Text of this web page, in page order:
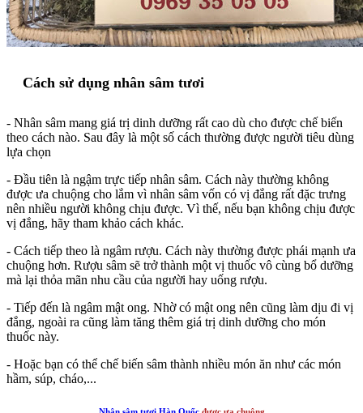
Cách sử dụng nhân sâm tươi
- Nhân sâm mang giá trị dinh dưỡng rất cao dù cho được chế biến
theo cách nào. Sau đây là một số cách thường được người tiêu dùng
lựa chọn
- Đầu tiên là ngậm trực tiếp nhân sâm. Cách này thường không
được ưa chuộng cho lắm vì nhân sâm vốn có vị đắng rất đặc trưng
nên nhiều người không chịu được. Vì thế, nếu bạn không chịu được
vị đắng, hãy tham khảo cách khác.
- Cách tiếp theo là ngâm rượu. Cách này thường được phái mạnh ưa
chuộng hơn. Rượu sâm sẽ trở thành một vị thuốc vô cùng bổ dưỡng
mà lại thỏa mãn nhu cầu của người hay uống rượu.
- Tiếp đến là ngâm mật ong. Nhờ có mật ong nên cũng làm dịu đi vị
đắng, ngoài ra cũng làm tăng thêm giá trị dinh dưỡng cho món
thuốc này.
- Hoặc bạn có thể chế biến sâm thành nhiều món ăn như các món
hầm, súp, cháo,...